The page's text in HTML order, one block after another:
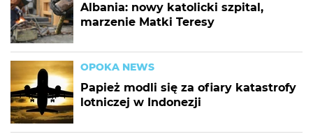
Albania: nowy katolicki szpital,
marzenie Matki Teresy
OPOKA NEWS
Papież modli się za ofiary katastrofy
lotniczej w Indonezji